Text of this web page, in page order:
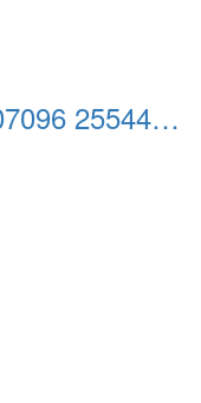
459786857 545458128007096 255440710733445557 n